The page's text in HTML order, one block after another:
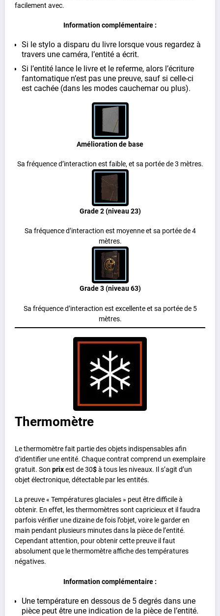
facilement avec.
Information complémentaire :
Si le stylo a disparu du livre lorsque vous regardez à
travers une caméra, l’entité a écrit.
Si l’entité lance le livre et le referme, alors l’écriture
fantomatique n’est pas une preuve, sauf si celle-ci
est cachée (dans les modes cauchemar ou plus).
Amélioration de base
Sa fréquence d’interaction est faible, et sa portée de 3 mètres.
Grade 2 (niveau 23)
Sa fréquence d’interaction est moyenne et sa portée de 4
mètres.
Grade 3 (niveau 63)
Sa fréquence d’interaction est excellente et sa portée de 5
mètres.
Thermomètre
Le thermomètre fait partie des objets indispensables afin
d’identifier une entité. Chaque contrat comprend un exemplaire
gratuit. Son prixest de 30$à tous les niveaux. Il s’agit d’un
objet électronique, détectable par les entités.
La preuve « Températures glaciales » peut être difficile à
obtenir. En effet, les thermomètres sont capricieux et il faudra
parfois vérifier une dizaine de fois l’objet, voire le garder en
main pendant plusieurs minutes dans la pièce de l’entité.
Cependant attention, pour obtenir cette preuve il faut
absolument que le thermomètre affiche des températures
négatives.
Information complémentaire :
Une température en dessous de 5 degrés dans une
pièce peut être une indication de la pièce de l’entité.